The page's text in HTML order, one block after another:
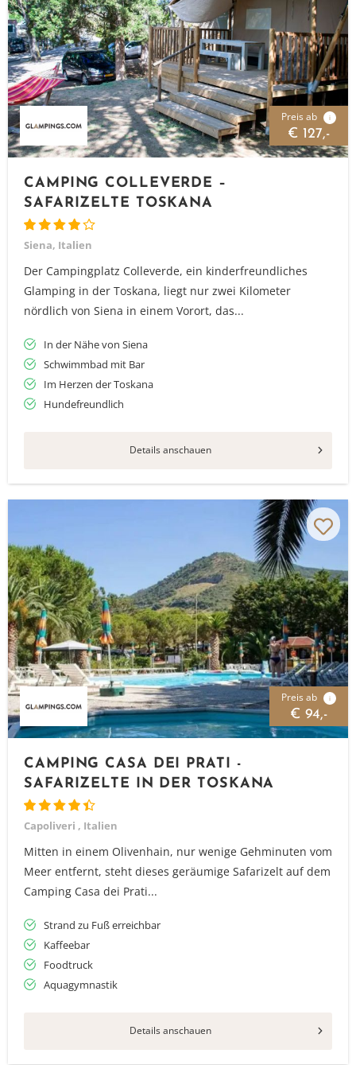
Preis ab i
€ 127,-
CAMPING COLLEVERDE –
SAFARIZELTE TOSKANA
Siena, Italien
Der Campingplatz Colleverde, ein kinderfreundliches
Glamping in der Toskana, liegt nur zwei Kilometer
nördlich von Siena in einem Vorort, das...
In der Nähe von Siena
Schwimmbad mit Bar
Im Herzen der Toskana
Hundefreundlich
Details anschauen
Preis ab i
€ 94,-
CAMPING CASA DEI PRATI -
SAFARIZELTE IN DER TOSKANA
Capoliveri , Italien
Mitten in einem Olivenhain, nur wenige Gehminuten vom
Meer entfernt, steht dieses geräumige Safarizelt auf dem
Camping Casa dei Prati...
Strand zu Fuß erreichbar
Kaffeebar
Foodtruck
Aquagymnastik
Details anschauen